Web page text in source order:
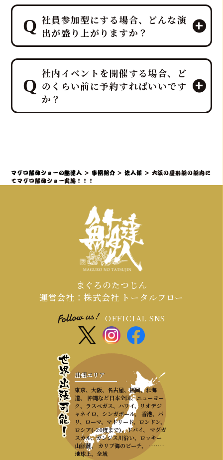
はい、すべて「鮪達人」にお任せくだ
さい！ 幹事様や会場スタッフ様のお手
間は最小限に抑え、イベントに集中し
ていただける万全のサポート体制で臨
みます。
ホテルレベルのおもてなしをコンセプ
トにしており、企画・演出だけでな
く、設営から撤収まで全てを対応させ
ていただきます。
社員参加型にする場合、どんな演
出が盛り上がりますか？
プロのMCと、効果的なBGM・音響で
一体感のあるエンタメショーとなり、
大迫力の40キロ以上の「マグロ解体シ
ョー」や新鮮な部位の「最高の食体
験」レポートなどを通じて、会場の話
社内イベントを開催する場合、ど
のくらい前に予約すればいいです
か？
約いただくことを推奨しております。
特に、大規模なイベントや、忘年会・
～4月頃）は、職人やマグロの仕入れ、
会場の調整が集中するため、お早めの
ご連絡が必須となります。
マグロ解体ショーの鮪達人 > 事例紹介 >法人様 > 大阪の屋形船の船内に
てマグロ解体ショー実施！！！
まぐろのたつじん
運営会社：株式会社 トータルフロー
OFFICIAL SNS
出張エリア
東京、大阪、名古屋、福岡、北海
道、 沖縄など日本全国、ニューヨー
ク、ラスベガス、ハワイ、リオデジ
ャネイロ、シンガポール、 香港、パ
リ、ローマ、マドリード、ロンドン、
ロシア(-20度まで)、ドバイ、 マダガ
スカル、ガンジス川沿い、ロッキー
山脈麓、 カリブ海のビーチ、 ………
地球上、全域